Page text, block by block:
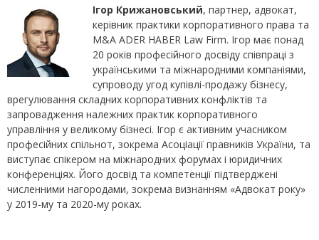
Ігор Крижановський, партнер, адвокат,
керівник практики корпоративного права та
M&A ADER HABER Law Firm. Ігор має понад
20 років професійного досвіду співпраці з
українськими та міжнародними компаніями,
супроводу угод купівлі-продажу бізнесу,
врегулювання складних корпоративних конфліктів та
запровадження належних практик корпоративного
управління у великому бізнесі. Ігор є активним учасником
професійних спільнот, зокрема Асоціації правників України, та
виступає спікером на міжнародних форумах і юридичних
конференціях. Його досвід та компетенції підтверджені
численними нагородами, зокрема визнанням «Адвокат року»
у 2019-му та 2020-му роках.